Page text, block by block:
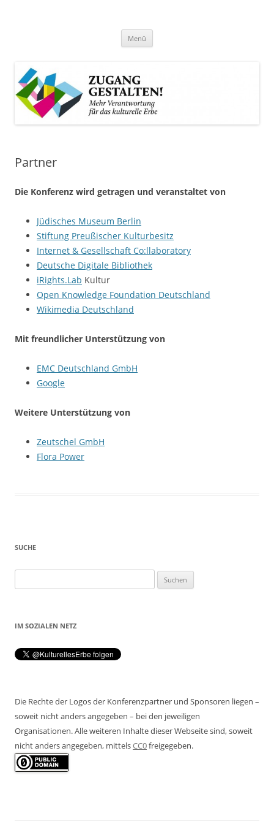
Menü
Partner
Die Konferenz wird getragen und veranstaltet von
Jüdisches Museum Berlin
Stiftung Preußischer Kulturbesitz
Internet & Gesellschaft Co:llaboratory
Deutsche Digitale Bibliothek
iRights.Lab Kultur
Open Knowledge Foundation Deutschland
Wikimedia Deutschland
Mit freundlicher Unterstützung von
EMC Deutschland GmbH
Google
Weitere Unterstützung von
Zeutschel GmbH
Flora Power
SUCHE
nach:
IM SOZIALEN NETZ
Die Rechte der Logos der Konferenzpartner und Sponsoren liegen –
soweit nicht anders angegeben – bei den jeweiligen
Organisationen. Alle weiteren Inhalte dieser Webseite sind, soweit
nicht anders angegeben, mittelsCC0freigegeben.